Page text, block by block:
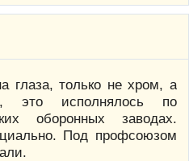
глаза, только не хром, а
это исполнялось по
оборонных заводах.
Под профсоюзом